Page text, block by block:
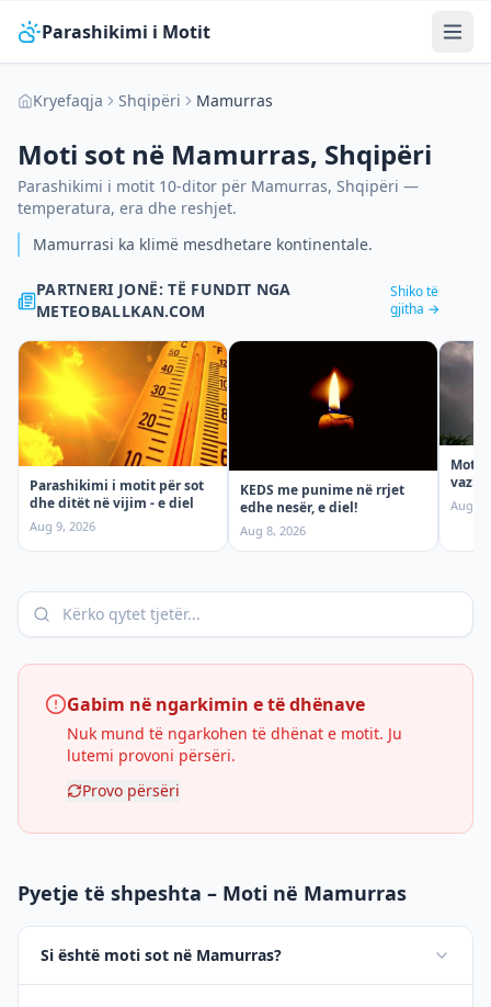
Parashikimi i Motit
Kryefaqja Shqipëri Mamurras
Moti sot në Mamurras, Shqipëri
Parashikimi i motit 10-ditor për Mamurras, Shqipëri —
temperatura, era dhe reshjet.
Mamurrasi ka klimë mesdhetare kontinentale.
PARTNERI JONË: TË FUNDIT NGA
METEOBALLKAN.COM
Shiko të
gjitha →
Parashikimi i motit për sot
dhe ditët në vijim - e diel
Aug 9, 2026
KEDS me punime në rrjet
edhe nesër, e diel!
Aug 8, 2026
Moti
Aug 8,
Gabim në ngarkimin e të dhënave
Nuk mund të ngarkohen të dhënat e motit. Ju
lutemi provoni përsëri.
Provo përsëri
Pyetje të shpeshta – Moti në Mamurras
Si është moti sot në Mamurras?